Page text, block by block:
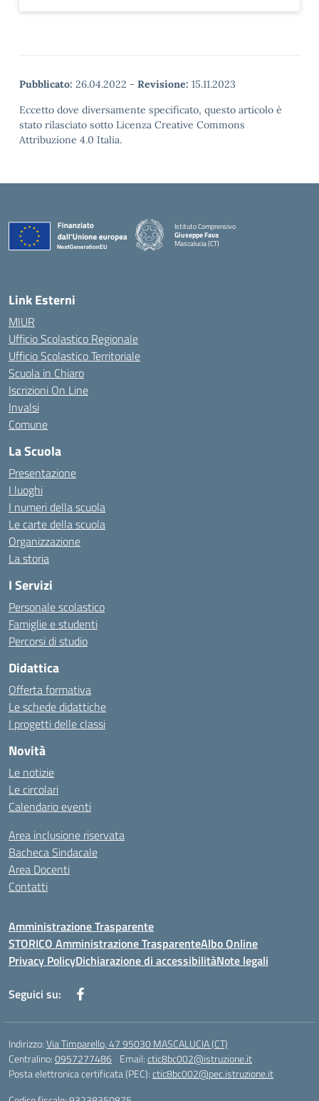
Pubblicato: 26.04.2022 - Revisione: 15.11.2023
Eccetto dove diversamente specificato, questo articolo è
stato rilasciato sotto Licenza Creative Commons
Attribuzione 4.0 Italia.
Istituto Comprensivo
Giuseppe Fava
Mascalucia (CT)
Link Esterni
MIUR
Ufficio Scolastico Regionale
Ufficio Scolastico Territoriale
Scuola in Chiaro
Iscrizioni On Line
Invalsi
Comune
La Scuola
Presentazione
I luoghi
I numeri della scuola
Le carte della scuola
Organizzazione
La storia
I Servizi
Personale scolastico
Famiglie e studenti
Percorsi di studio
Didattica
Offerta formativa
Le schede didattiche
I progetti delle classi
Novità
Le notizie
Le circolari
Calendario eventi
Area inclusione riservata
Bacheca Sindacale
Area Docenti
Contatti
Amministrazione Trasparente
STORICO Amministrazione TrasparenteAlbo Online
Privacy PolicyDichiarazione di accessibilitàNote legali
Seguici su:
Indirizzo:Via Timparello, 47 95030 MASCALUCIA (CT)
Centralino:0957277486 Email:ctic8bc002@istruzione.it
Posta elettronica certificata (PEC):ctic8bc002@pec.istruzione.it